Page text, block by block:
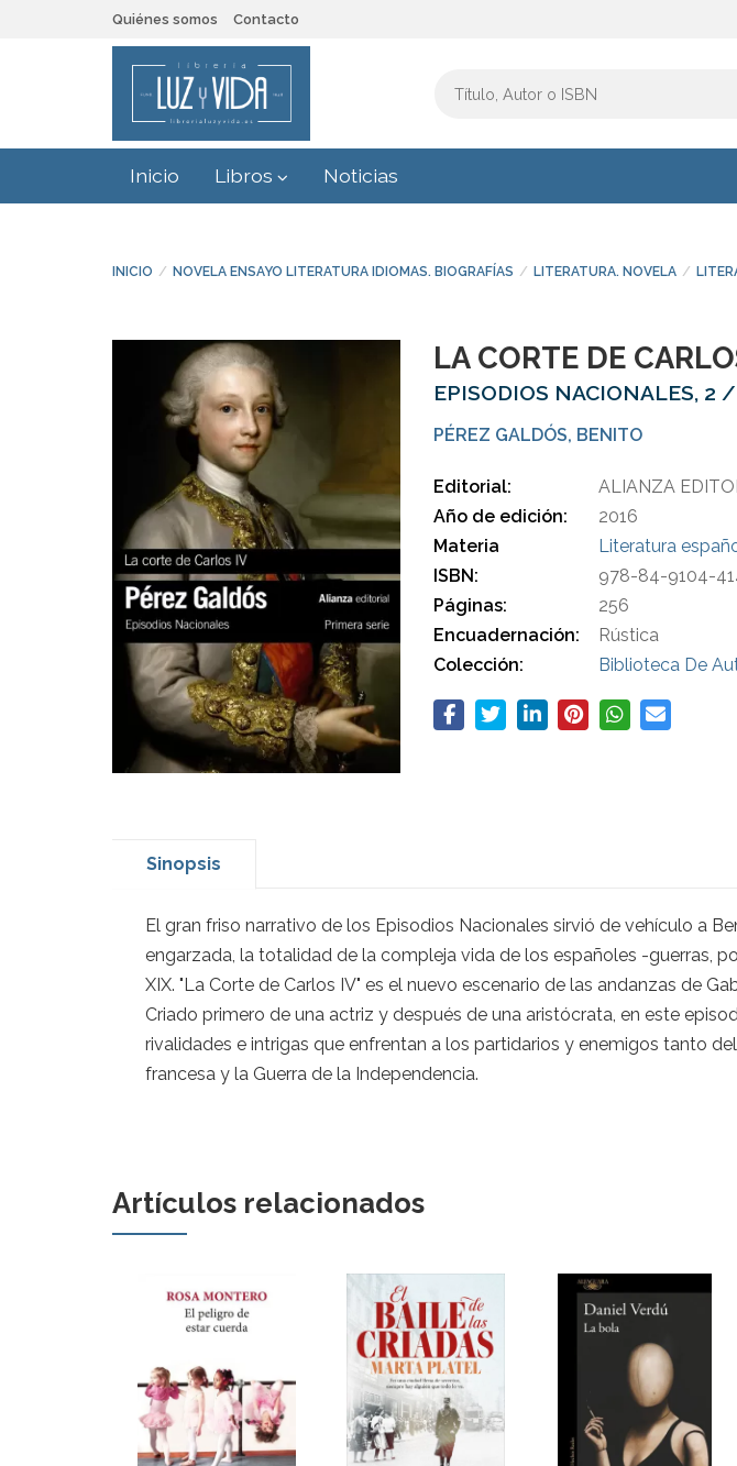
Quiénes somos Contacto
Inicio Libros Noticias
INICIO NOVELA ENSAYO LITERATURA IDIOMAS. BIOGRAFÍAS LITERATURA. NOVELA
LA CORTE DE
EPISODIOS NACIONALES, 2
PÉREZ GALDÓS, BENITO
Editorial:
ALIANZA
Año de edición:
2016
Materia
Literatura
ISBN:
978-84-9104-
Páginas:
256
Encuadernación:
Rústica
Colección:
Biblioteca De
Sinopsis
El gran friso narrativo de los Episodios Nacionales sirvió de vehículo a
engarzada, la totalidad de la compleja vida de los españoles -guerras,
XIX. "La Corte de Carlos IV" es el nuevo escenario de las andanzas de
Criado primero de una actriz y después de una aristócrata, en este
rivalidades e intrigas que enfrentan a los partidarios y enemigos tanto
francesa y la Guerra de la Independencia.
Artículos relacionados